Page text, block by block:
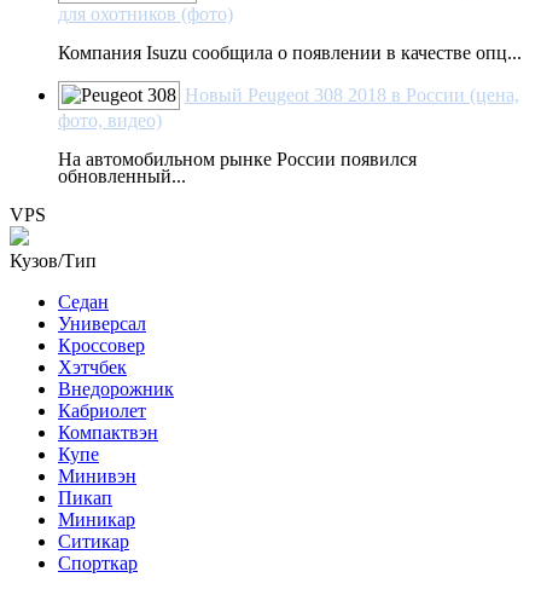
для охотников (фото)
Компания Isuzu сообщила о появлении в качестве опц...
Новый Peugeot 308 2018 в России (цена,
фото, видео)
На автомобильном рынке России появился
обновленный...
VPS
Кузов/Тип
Седан
Универсал
Кроссовер
Хэтчбек
Внедорожник
Кабриолет
Компактвэн
Купе
Минивэн
Пикап
Миникар
Ситикар
Спорткар